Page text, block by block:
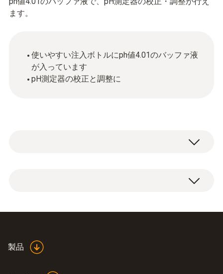
ます。
使いやすい注入ボトルにph値4.01のバッファ液
が入っています
pH測定器の校正と調整に
製品